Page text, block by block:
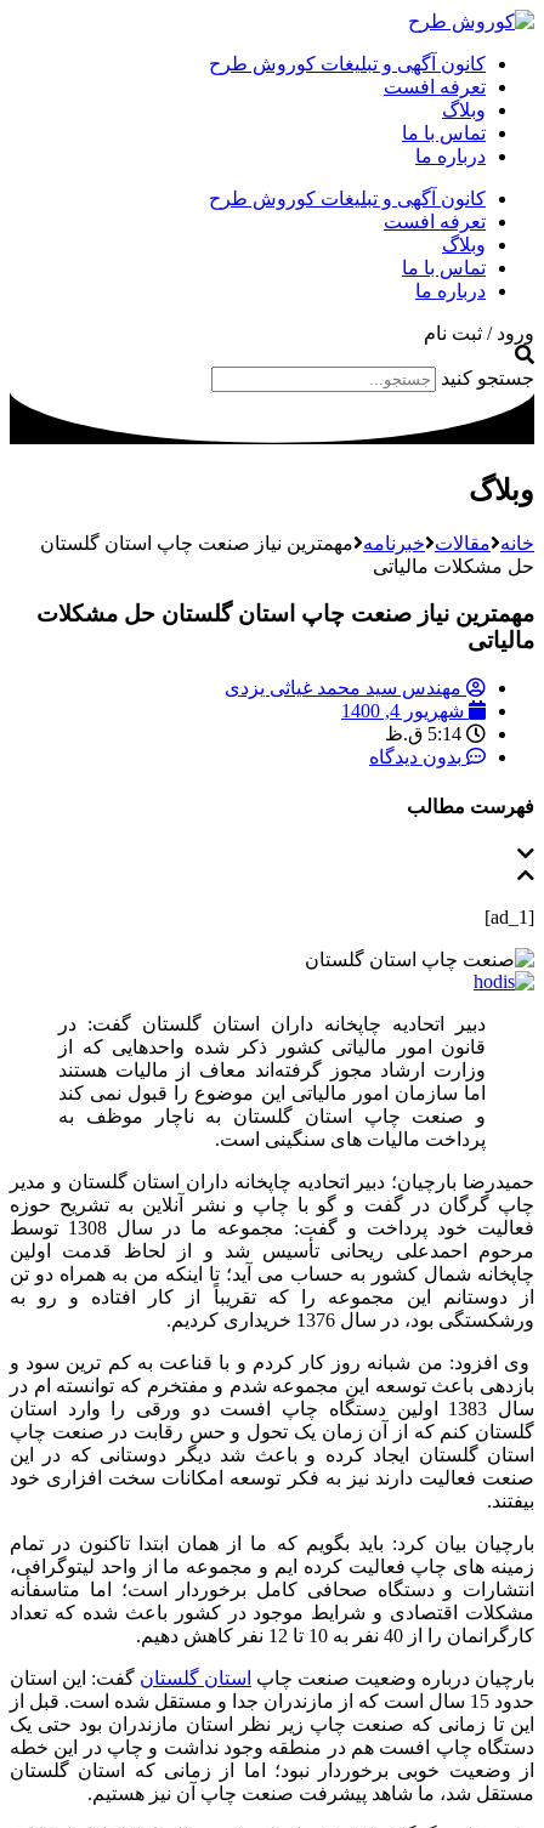
کانون آگهی و تبلیغات کوروش طرح
تعرفه افست
وبلاگ
تماس با ما
درباره ما
کانون آگهی و تبلیغات کوروش طرح
تعرفه افست
وبلاگ
تماس با ما
درباره ما
ورود / ثبت نام
جستجو کنید
وبلاگ
خانه مقالات خبرنامه مهمترین نیاز صنعت چاپ استان گلستان
حل مشکلات مالیاتی
مهمترین نیاز صنعت چاپ استان گلستان حل مشکلات
مالیاتی
مهندس سید محمد غیاثی یزدی
شهریور 4, 1400
5:14 ق.ظ
بدون دیدگاه
فهرست مطالب
[ad_1]
دبیر اتحادیه چاپخانه‌ داران استان گلستان گفت: در
قانون امور مالیاتی کشور ذکر شده واحدهایی که از
وزارت ارشاد مجوز گرفته‌اند معاف از مالیات هستند
اما سازمان امور مالیاتی این موضوع را قبول نمی‌ کند
و صنعت چاپ استان گلستان به‌ ناچار موظف به
پرداخت مالیات‌ های سنگینی است.
حمیدرضا بارچیان؛ دبیر اتحادیه چاپخانه‌ داران استان گلستان و مدیر
چاپ گرگان در گفت و گو با چاپ و نشر آنلاین به تشریح حوزه
فعالیت خود پرداخت و گفت: مجموعه‌ ما در سال 1308 توسط
مرحوم احمدعلی ریحانی تأسیس شد و از لحاظ قدمت اولین
چاپخانه‌ شمال کشور به‌ حساب می‌ آید؛ تا اینکه من به همراه دو تن
از دوستانم این مجموعه را که تقریباً از کار افتاده و رو به
ورشکستگی بود، در سال 1376 خریداری کردیم.
وی افزود: من شبانه‌ روز کار کردم و با قناعت به کم‌ ترین سود و
بازدهی باعث توسعه این مجموعه شدم و مفتخرم که توانسته‌ ام در
سال 1383 اولین دستگاه چاپ افست دو ورقی را وارد استان
گلستان کنم که از آن زمان یک تحول و حس رقابت در صنعت چاپ
استان گلستان ایجاد کرده و باعث شد دیگر دوستانی که در این
صنعت فعالیت دارند نیز به فکر توسعه امکانات سخت‌ افزاری خود
بیفتند.
بارچیان بیان کرد: باید بگویم که ما از همان ابتدا تاکنون در تمام
زمینه‌ های چاپ فعالیت کرده‌ ایم و مجموعه‌ ما از واحد لیتوگرافی،
انتشارات و دستگاه صحافی کامل برخوردار است؛ اما متاسفأنه
مشکلات اقتصادی و شرایط موجود در کشور باعث شده که تعداد
کارگرانمان را از 40 نفر به 10 تا 12 نفر کاهش دهیم.
بارچیان درباره وضعیت صنعت چاپ استان گلستان گفت: این استان
حدود 15 سال است که از مازندران جدا و مستقل شده است. قبل از
این تا زمانی که صنعت چاپ زیر نظر استان مازندران بود حتی یک
دستگاه چاپ افست هم در منطقه وجود نداشت و چاپ در این خطه
از وضعیت خوبی برخوردار نبود؛ اما از زمانی که استان گلستان
مستقل شد، ما شاهد ‌پیشرفت صنعت چاپ آن نیز هستیم.